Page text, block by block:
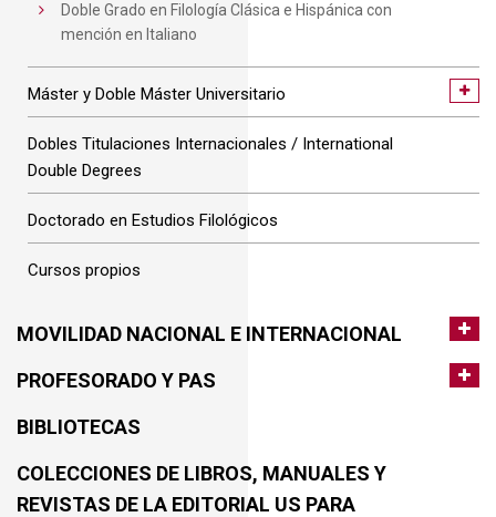
Doble Grado en Filología Clásica e Hispánica con
mención en Italiano
Máster y Doble Máster Universitario
Dobles Titulaciones Internacionales / International
Double Degrees
Doctorado en Estudios Filológicos
Cursos propios
MOVILIDAD NACIONAL E INTERNACIONAL
PROFESORADO Y PAS
BIBLIOTECAS
COLECCIONES DE LIBROS, MANUALES Y
REVISTAS DE LA EDITORIAL US PARA